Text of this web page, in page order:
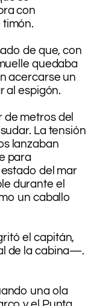
con
de que, con
quedaba
acercarse un
al espigón.
metros del
La tensión
lanzaban
para
del mar
durante el
un caballo
el capitán,
de la cabina—.
una ola